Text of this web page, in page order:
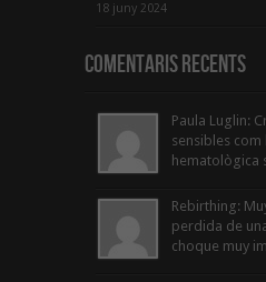
18 juny 2024
Comentaris Recents
Paula Luglin:
sensibles
hematològica
Rebirthing:
perdida de
choque muy